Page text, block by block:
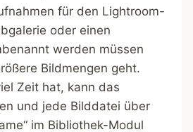
für den Lightroom-
oder einen
werden müssen
Bildmengen geht.
Zeit hat, kann das
und jede Bilddatei über
im Bibliothek-Modul